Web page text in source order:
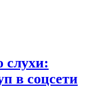
в соцсети